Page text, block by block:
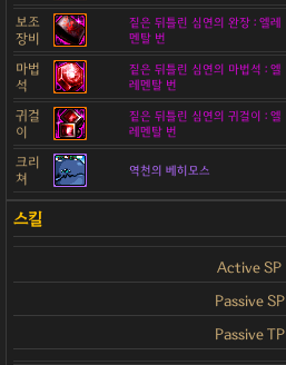
보조
장비
짙은 뒤틀린 심연의 완장 : 엘레
멘탈 번
마법
석
짙은 뒤틀린 심연의 마법석 : 엘
레멘탈 번
귀걸
이
짙은 뒤틀린 심연의 귀걸이 : 엘
레멘탈 번
크리
쳐
역천의 베히모스
Active SP
Passive SP
Passive TP